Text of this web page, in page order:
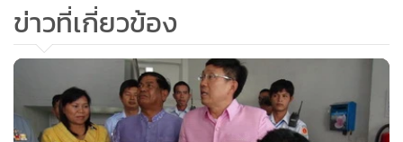
ข่าวที่เกี่ยวข้อง